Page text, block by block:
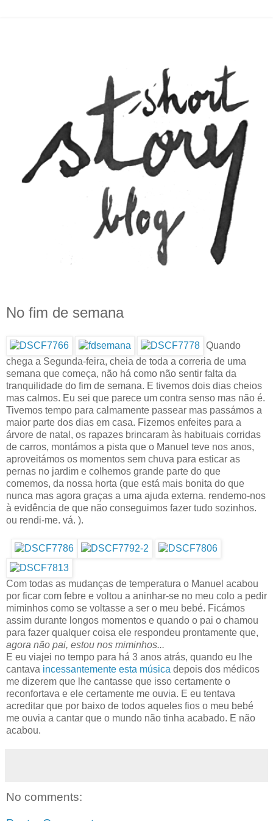
No fim de semana
Quando
chega a Segunda-feira, cheia de toda a correria de uma
semana que começa, não há como não sentir falta da
tranquilidade do fim de semana. E tivemos dois dias cheios
mas calmos. Eu sei que parece um contra senso mas não é.
Tivemos tempo para calmamente passear mas passámos a
maior parte dos dias em casa. Fizemos enfeites para a
árvore de natal, os rapazes brincaram às habituais corridas
de carros, montámos a pista que o Manuel teve nos anos,
aproveitámos os momentos sem chuva para esticar as
pernas no jardim e colhemos grande parte do que
comemos, da nossa horta (que está mais bonita do que
nunca mas agora graças a uma ajuda externa. rendemo-nos
à evidência de que não conseguimos fazer tudo sozinhos.
ou rendi-me. vá. ).
Com todas as mudanças de temperatura o Manuel acabou
por ficar com febre e voltou a aninhar-se no meu colo a pedir
miminhos como se voltasse a ser o meu bebé. Ficámos
assim durante longos momentos e quando o pai o chamou
para fazer qualquer coisa ele respondeu prontamente que,
agora não pai, estou nos miminhos...
E eu viajei no tempo para há 3 anos atrás, quando eu lhe
cantava incessantemente esta música depois dos médicos
me dizerem que lhe cantasse que isso certamente o
reconfortava e ele certamente me ouvia. E eu tentava
acreditar que por baixo de todos aqueles fios o meu bebé
me ouvia a cantar que o mundo não tinha acabado. E não
acabou.
No comments: